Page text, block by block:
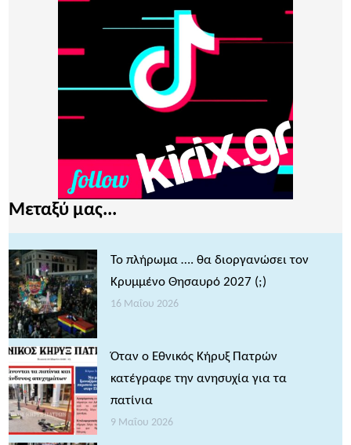
Μεταξύ μας...
Το πλήρωμα …. θα διοργανώσει τον
Κρυμμένο Θησαυρό 2027 (;)
16 Μαΐου 2026
Όταν ο Εθνικός Κήρυξ Πατρών
κατέγραφε την ανησυχία για τα
πατίνια
9 Μαΐου 2026